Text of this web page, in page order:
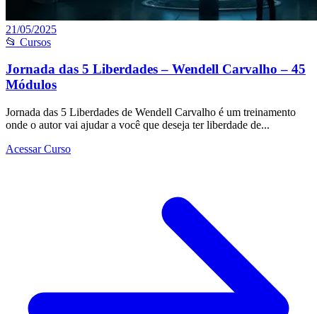
21/05/2025
📂 Cursos
Jornada das 5 Liberdades – Wendell Carvalho – 45
Módulos
Jornada das 5 Liberdades de Wendell Carvalho é um treinamento
onde o autor vai ajudar a você que deseja ter liberdade de...
Acessar Curso